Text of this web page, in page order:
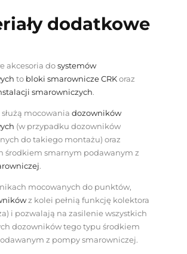
dodatkowe
akcesoria dosystemów
to bloki smarownicze CRKoraz
smarowniczych.
służą mocowania dozowników
(w przypadku dozowników
do takiego montażu) oraz
środkiem smarnym podawanym z
.
mocowanych do punktów,
z kolei pełnią funkcję kolektora
i pozwalają na zasilenie wszystkich
dozowników tego typu środkiem
z pompy smarowniczej.